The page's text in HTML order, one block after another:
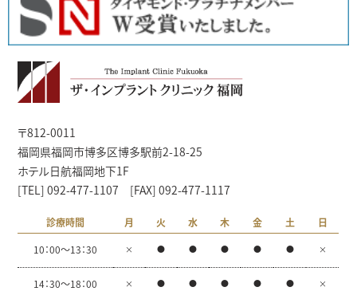
〒812-0011
福岡県福岡市博多区博多駅前2-18-25
ホテル日航福岡地下1F
[TEL] 092-477-1107 [FAX] 092-477-1117
診療時間 月 火 水 木 金 土
日
10：00～13：30
× ● ● ● ● ● ×
14：30～18：00 × ● ● ● ● ● ×